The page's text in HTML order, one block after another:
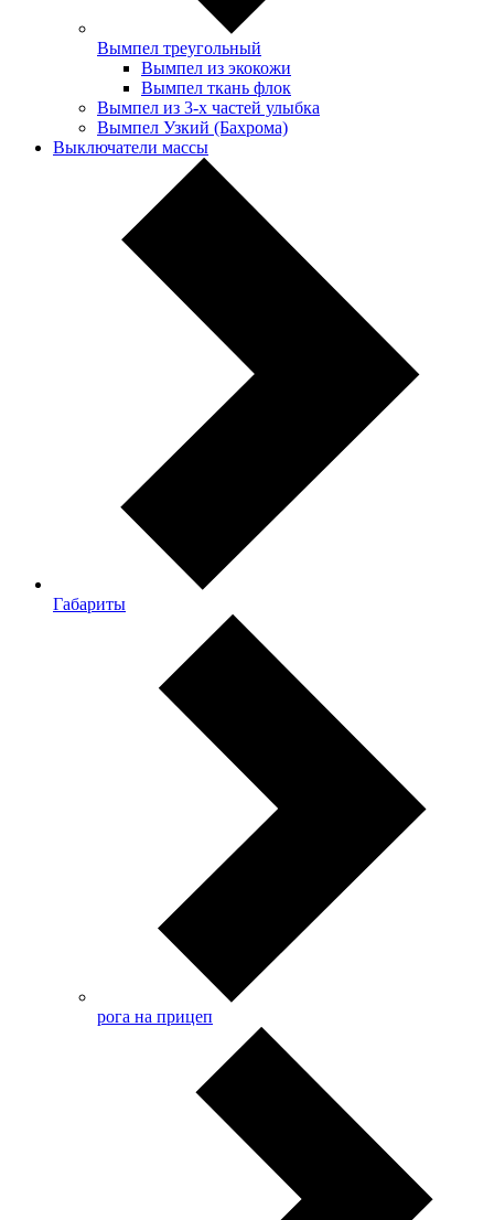
Вымпел треугольный
Вымпел из экокожи
Вымпел ткань флок
Вымпел из 3-х частей улыбка
Вымпел Узкий (Бахрома)
Выключатели массы
Габариты
рога на прицеп